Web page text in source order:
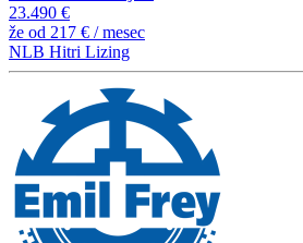
23.490 €
že od 217 € / mesec
NLB Hitri Lizing